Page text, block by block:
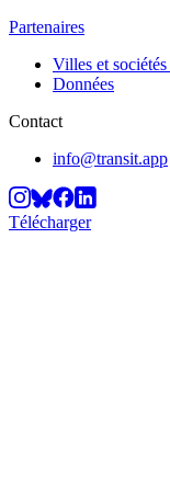
Partenaires
Villes et
Données
Contact
info@transit.app
Télécharger